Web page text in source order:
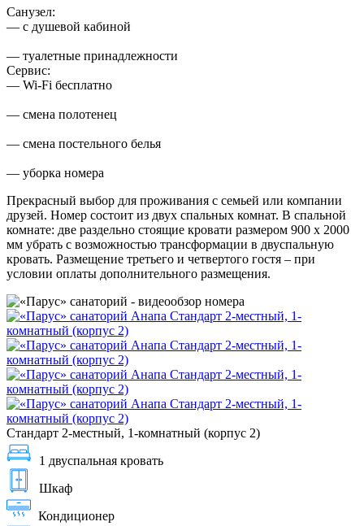
Санузел:
— с душевой кабиной
— туалетные принадлежности
Сервис:
— Wi-Fi бесплатно
— смена полотенец
— смена постельного белья
— уборка номера
Прекрасный выбор для проживания с семьей или компании
друзей. Номер состоит из двух спальных комнат. В спальной
комнате: две раздельно стоящие кровати размером 900 х 2000
мм убрать с возможностью трансформации в двуспальную
кровать. Размещение третьего и четвертого гостя – при
условии оплаты дополнительного размещения.
Стандарт 2-местный, 1-комнатный (корпус 2)
1 двуспальная кровать
Шкаф
Кондиционер